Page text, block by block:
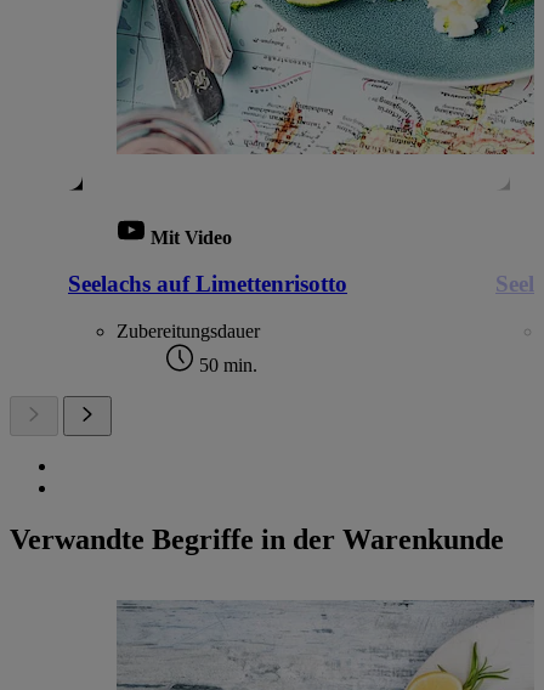
Mit Video
Seelachs auf Limettenrisotto
Zubereitungsdauer
50 min.
Verwandte Begriffe in der Warenkunde